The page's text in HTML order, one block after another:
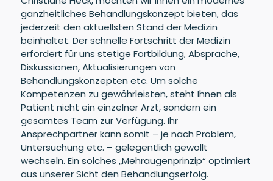
ganzheitliches Behandlungskonzept bieten, das
jederzeit den aktuellsten Stand der Medizin
beinhaltet. Der schnelle Fortschritt der Medizin
erfordert für uns stetige Fortbildung, Absprache,
Diskussionen, Aktualisierungen von
Behandlungskonzepten etc. Um solche
Kompetenzen zu gewährleisten, steht Ihnen als
Patient nicht ein einzelner Arzt, sondern ein
gesamtes Team zur Verfügung. Ihr
Ansprechpartner kann somit – je nach Problem,
Untersuchung etc. – gelegentlich gewollt
wechseln. Ein solches „Mehraugenprinzip“ optimiert
aus unserer Sicht den Behandlungserfolg.